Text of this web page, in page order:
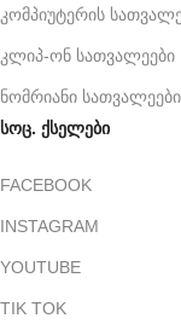
კომპიუტერის
კლიპ-ონ სათვალეები
ნომრიანი სათვალეები
სოც. ქსელები
FACEBOOK
INSTAGRAM
YOUTUBE
TIK TOK